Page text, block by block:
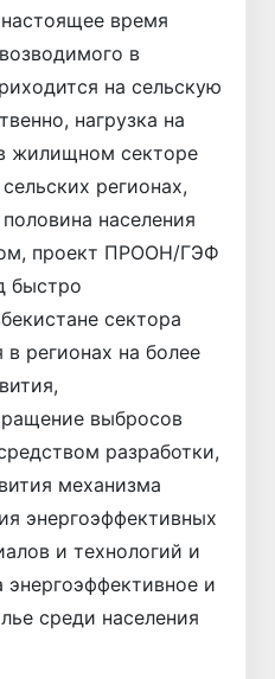
время
в
на сельскую
нагрузка на
жилищном секторе
регионах,
населения
проект ПРООН/ГЭФ
быстро
сектора
регионах на более
выбросов
разработки,
механизма
энергоэффективных
и технологий и
и
среди населения